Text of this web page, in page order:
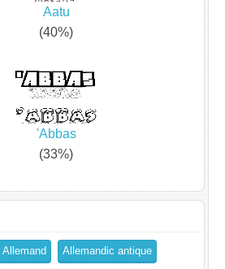
Aatu
(40%)
'Abbas
(33%)
Allemand Allemandic antique